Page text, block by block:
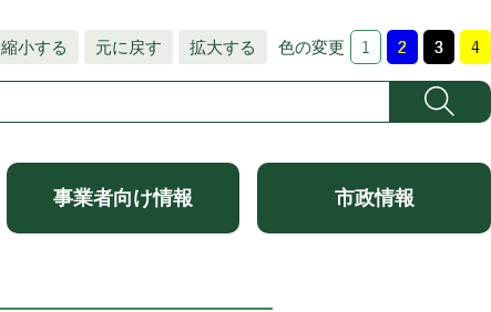
縮小する 元に戻す 拡大する 色の変更
事業者向け情報 市政情報